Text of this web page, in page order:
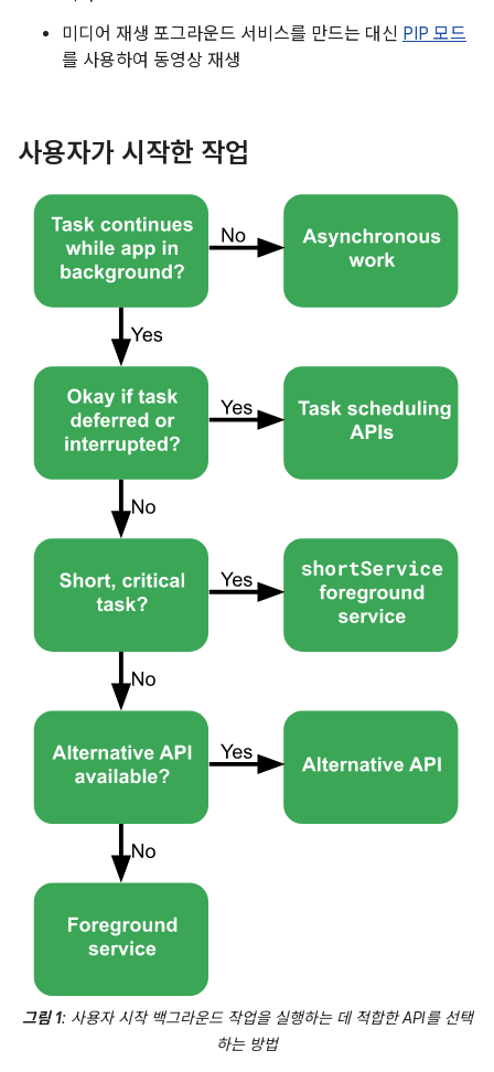
미디어 재생 포그라운드 서비스를 만드는 대신 PIP 모드
를 사용하여 동영상 재생
사용자가 시작한 작업
그림 1: 사용자 시작 백그라운드 작업을 실행하는 데 적합한 API를 선택
하는 방법